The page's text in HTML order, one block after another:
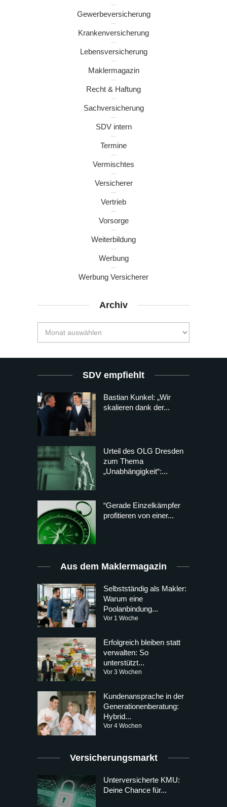
Gewerbeversicherung
Krankenversicherung
Lebensversicherung
Maklermagazin
Recht & Haftung
Sachversicherung
SDV intern
Termine
Vermischtes
Versicherer
Vertrieb
Vorsorge
Weiterbildung
Werbung
Werbung Versicherer
Archiv
SDV empfiehlt
Bastian Kunkel: „Wir
skalieren dank der...
Urteil des OLG Dresden
zum Thema
„Unabhängigkeit“:...
“Gerade Einzelkämpfer
profitieren von einer...
Aus dem Maklermagazin
Selbstständig als Makler:
Warum eine
Poolanbindung...
Vor 1 Woche
Erfolgreich bleiben statt
verwalten: So
unterstützt...
Vor 3 Wochen
Kundenansprache in der
Generationenberatung:
Hybrid...
Vor 4 Wochen
Versicherungsmarkt
Unterversicherte KMU:
Deine Chance für...